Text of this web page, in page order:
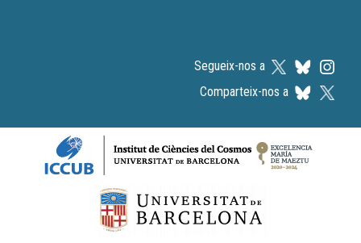
Segueix-nos a
Comparteix-nos a
Logos footer